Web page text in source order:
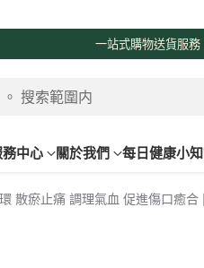
係時候分享吓我哋由採購、物流、購
搜索範圍内
中心 關於我們 每日健康小
散瘀止痛 調理氣血 促進傷口癒